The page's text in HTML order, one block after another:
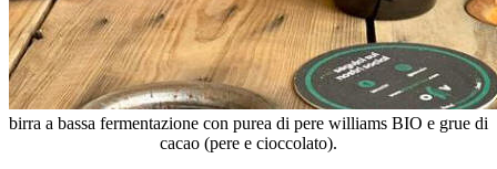
birra a bassa fermentazione con purea di pere williams BIO e grue di
cacao (pere e cioccolato).